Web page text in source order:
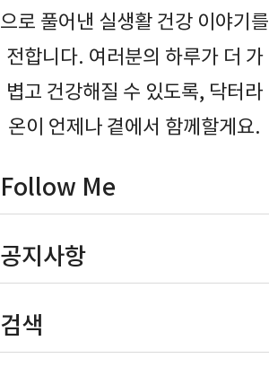
으로 풀어낸 실생활 건강 이야기를
전합니다. 여러분의 하루가 더 가
볍고 건강해질 수 있도록, 닥터라
온이 언제나 곁에서 함께할게요.
Follow Me
공지사항
검색